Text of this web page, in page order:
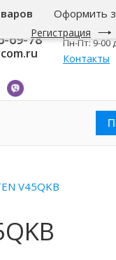
Регистрация
Оформить
1
69-78
Москва
Пн-Пт: 9-00
Контакты
V45QKB